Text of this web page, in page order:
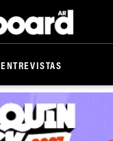
ENTREVISTAS